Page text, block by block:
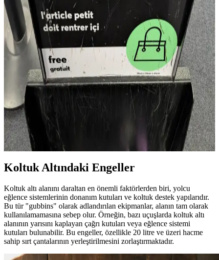
Rework 30L Seyahat Çantası: Teknik Özellikler,
Tasarım ve Kullanıcı Değerlendirmeleri
Rework 30L seyahat çantası, 840d kumaş ve hafif yapısıyla şehir içi
seyahatlerde pratik kullanım sunuyor. 20 inç yüksekliği bazı
kullanıcılarca uçak altı bagaj ölçülerine uygun bulunmuyor. Tasarım
ve işlevsellik dengesi dikkat çekiyor.
Osprey Daylite Expdbl 26+6 Sırt Çantasının Flair
Airlines Kişisel Eşya Ölçülerine Uygunluğu ve
Paketleme Deneyimi
Flair Airlines'ın katı kişisel eşya ölçüleri arasında Osprey Daylite
Expdbl 26+6 sırt çantasının uygunluğu ve paketleme stratejileri
detaylı şekilde inceleniyor. Az eşya ile uyum sağlanabiliyor.
Koltuk Altındaki Engeller
Koltuk altı alanını daraltan en önemli faktörlerden biri, yolcu
eğlence sistemlerinin donanım kutuları ve koltuk destek yapılarıdır.
Bu tür "gubbins" olarak adlandırılan ekipmanlar, alanın tam olarak
kullanılamamasına sebep olur. Örneğin, bazı uçuşlarda koltuk altı
alanının yarısını kaplayan çağrı kutuları veya eğlence sistemi
kutuları bulunabilir. Bu engeller, özellikle 20 litre ve üzeri hacme
sahip sırt çantalarının yerleştirilmesini zorlaştırmaktadır.